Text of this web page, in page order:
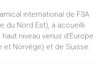
international de F3A
du Nord Est), a accueilli
niveau venus d'Europe
et Norvège) et de Suisse.